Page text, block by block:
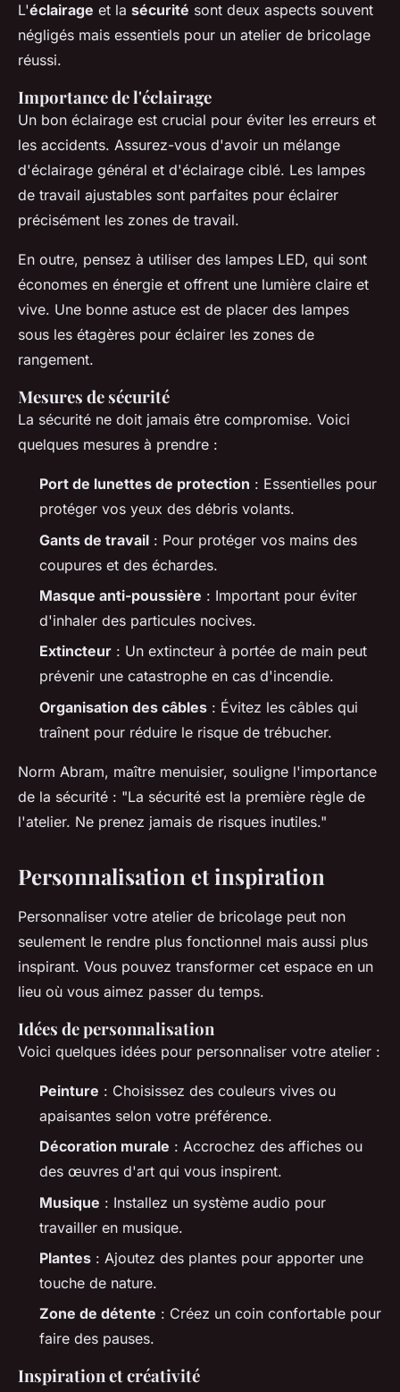
L'éclairage et la sécurité sont deux aspects souvent
négligés mais essentiels pour un atelier de bricolage
réussi.
Importance de l'éclairage
Un bon éclairage est crucial pour éviter les erreurs et
les accidents. Assurez-vous d'avoir un mélange
d'éclairage général et d'éclairage ciblé. Les lampes
de travail ajustables sont parfaites pour éclairer
précisément les zones de travail.
En outre, pensez à utiliser des lampes LED, qui sont
économes en énergie et offrent une lumière claire et
vive. Une bonne astuce est de placer des lampes
sous les étagères pour éclairer les zones de
rangement.
Mesures de sécurité
La sécurité ne doit jamais être compromise. Voici
quelques mesures à prendre :
Port de lunettes de protection : Essentielles pour
protéger vos yeux des débris volants.
Gants de travail : Pour protéger vos mains des
coupures et des échardes.
Masque anti-poussière : Important pour éviter
d'inhaler des particules nocives.
Extincteur : Un extincteur à portée de main peut
prévenir une catastrophe en cas d'incendie.
Organisation des câbles : Évitez les câbles qui
traînent pour réduire le risque de trébucher.
Norm Abram, maître menuisier, souligne l'importance
de la sécurité : "La sécurité est la première règle de
l'atelier. Ne prenez jamais de risques inutiles."
Personnalisation et inspiration
Personnaliser votre atelier de bricolage peut non
seulement le rendre plus fonctionnel mais aussi plus
inspirant. Vous pouvez transformer cet espace en un
lieu où vous aimez passer du temps.
Idées de personnalisation
Voici quelques idées pour personnaliser votre atelier :
Peinture : Choisissez des couleurs vives ou
apaisantes selon votre préférence.
Décoration murale : Accrochez des affiches ou
des œuvres d'art qui vous inspirent.
Musique : Installez un système audio pour
travailler en musique.
Plantes : Ajoutez des plantes pour apporter une
touche de nature.
Zone de détente : Créez un coin confortable pour
faire des pauses.
Inspiration et créativité